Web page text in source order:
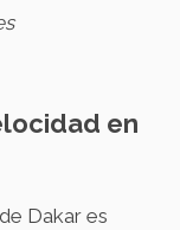
en
Dakar es